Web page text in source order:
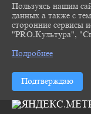
Пользуясь нашим
данных а также с
сторонние сервисы
"PRO.Культура",
Подробнее
Подтверждаю